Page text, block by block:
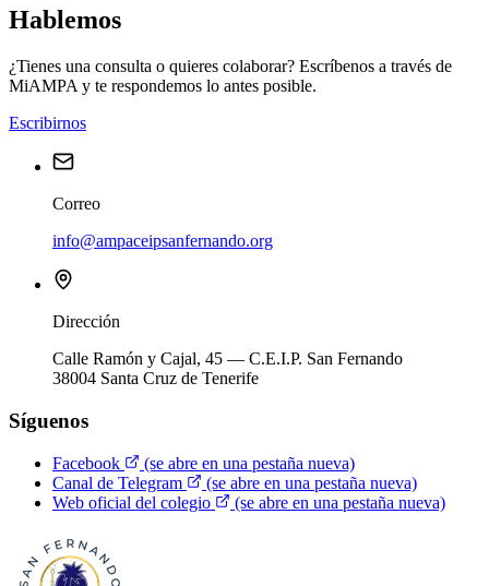
Hablemos
¿Tienes una consulta o quieres colaborar? Escríbenos a través de
MiAMPA y te respondemos lo antes posible.
Escribirnos
Correo
info@ampaceipsanfernando.org
Dirección
Calle Ramón y Cajal, 45 — C.E.I.P. San Fernando
38004 Santa Cruz de Tenerife
Síguenos
Facebook
(se abre en una pestaña nueva)
Canal de Telegram
(se abre en una pestaña nueva)
Web oficial del colegio
(se abre en una pestaña nueva)